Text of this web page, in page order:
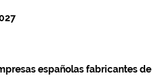
españolas fabricantes de